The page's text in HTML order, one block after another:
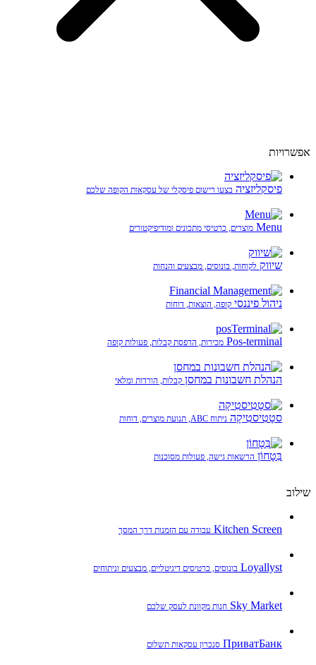
אפשרויות
פיסקליזציה בצעו רישום פיסקלי של עסקאות הקופה שלכם
Menu מוצרים, כרטיסי מתכונים ומודיפיקטורים
שיווק לקוחות, בונוסים, מבצעים והנחות
ניהול פיננסי קופה, הוצאות, דוחות
Pos-terminal מכירות, הדפסת קבלות, פעולות קופה
הנהלת חשבונות במחסן קבלות, הורדות ומלאי
סטָטִיסטִיקָה ניתוח ABC, תנועת מוצרים, דוחות
בִּטָחוֹן הרשאות גישה, פעולות מסוכנות
שילוב
Kitchen Screen עבודה עם הזמנות דרך המסך
Loyallyst בונוסים, כרטיסים דיגיטליים, מבצעים וניתוחים
Sky Market חנות מקוונת לעסק שלכם
ПриватБанк סנכרון עסקאות תשלום